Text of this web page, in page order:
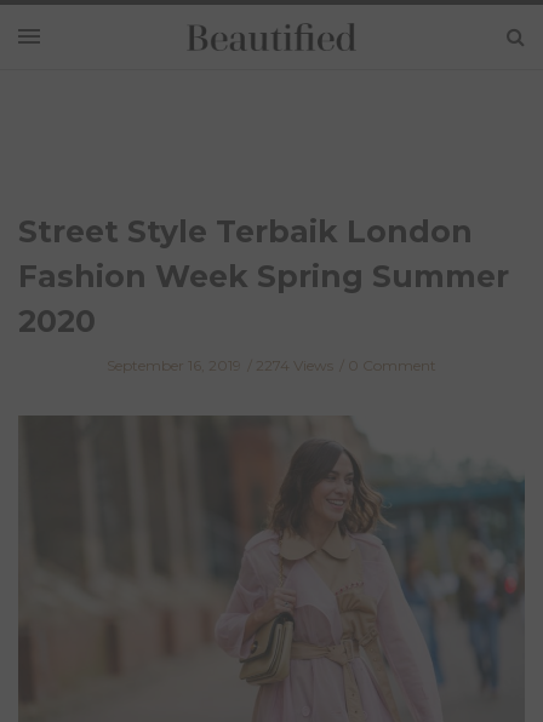
Street Style Terbaik London
Fashion Week Spring Summer
2020
September 16, 2019 2274 Views 0 Comment